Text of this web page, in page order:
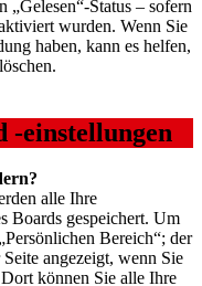
Status – sofern
wurden. Wenn Sie
haben, kann es helfen,
-einstellungen
alle Ihre
Boards gespeichert. Um
Bereich“; der
angezeigt, wenn Sie
können Sie alle Ihre